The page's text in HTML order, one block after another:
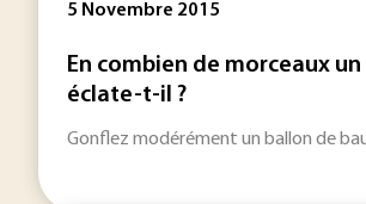
5 Novembre 2015
En combien de morceaux
éclate-t-il ?
Gonflez modérément un ballon de